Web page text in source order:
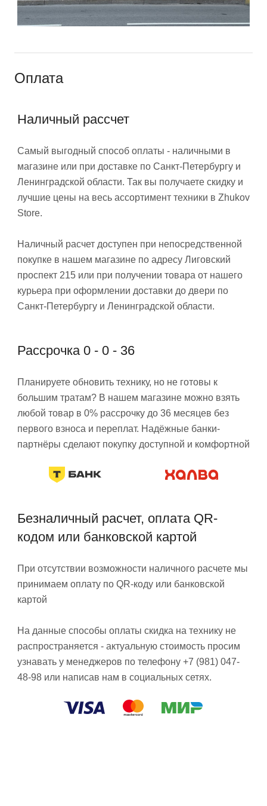
Оплата
Наличный рассчет
Самый выгодный способ оплаты - наличными в
магазине или при доставке по Санкт-Петербургу и
Ленинградской области. Так вы получаете скидку и
лучшие цены на весь ассортимент техники в Zhukov
Store.
Наличный расчет доступен при непосредственной
покупке в нашем магазине по адресу Лиговский
проспект 215 или при получении товара от нашего
курьера при оформлении доставки до двери по
Санкт-Петербургу и Ленинградской области.
Рассрочка 0 - 0 - 36
Планируете обновить технику, но не готовы к
большим тратам? В нашем магазине можно взять
любой товар в 0% рассрочку до 36 месяцев без
первого взноса и переплат. Надёжные банки-
партнёры сделают покупку доступной и комфортной
Безналичный расчет, оплата QR-
кодом или банковской картой
При отсутствии возможности наличного расчете мы
принимаем оплату по QR-коду или банковской
картой
На данные способы оплаты скидка на технику не
распространяется - актуальную стоимость просим
узнавать у менеджеров по телефону +7 (981) 047-
48-98 или написав нам в социальных сетях.